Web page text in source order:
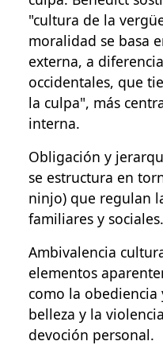
"cultura de la
moralidad se basa
externa, a
occidentales, que
la culpa", más
interna.
Obligación y
se estructura en
ninjo) que regulan
familiares y sociales.
Ambivalencia
elementos
como la
belleza y la
devoción personal.